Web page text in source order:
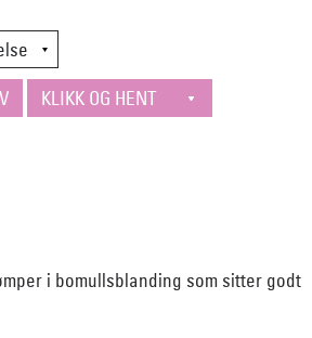
i bomullsblanding som sitter godt